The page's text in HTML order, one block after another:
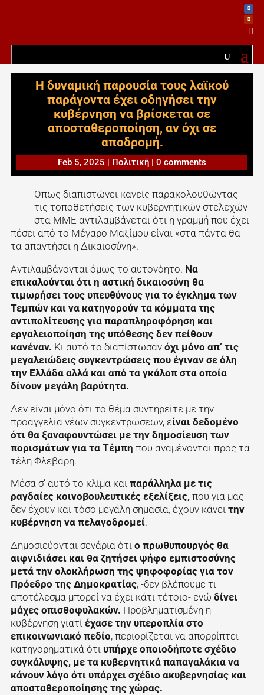

Η δυναμική παρουσία τους λαϊκού
παράγοντα έχει οδηγήσει την
κυβέρνηση να βρίσκεται σε
αποσταθεροποίηση, αν όχι σε
αποδρομή.
Feb 5, 2025 | Πολιτική | 0 comments
Οπως διαπιστώνει κανείς παρακολουθώντας
τις τοποθετήσεις των κυβερνητικών στελεχών
στα ΜΜΕ αντιλαμβάνεται ότι η γραμμή που έχει
πέσει από το Μέγαρο Μαξίμου είναι «στα πάντα θα
τα απαντήσει η Δικαιοσύνη».
Αντιλαμβάνονται όμως το αυτονόητο. Να
επικαλούνται ότι η αστική δικαιοσύνη θα
τιμωρήσει τους υπευθύνους για το έγκλημα των
Τεμπών και να κατηγορούν τα κόμματα της
αντιπολίτευσης για παραπληροφόρηση και
εργαλειοποίηση της υπόθεσης δεν πείθουν
κανέναν. Κι αυτό το διαπίστωσαν όχι μόνο απ’ τις
μεγαλειώδεις συγκεντρώσεις που έγιναν σε όλη
την Ελλάδα αλλά και από τα γκάλοπ στα οποία
δίνουν μεγάλη βαρύτητα.
Δεν είναι μόνο ότι το θέμα συντηρείτε με την
προαγγελία νέων συγκεντρώσεων, είναι δεδομένο
ότι θα ξαναφουντώσει με την δημοσίευση των
πορισμάτων για τα Τέμπη που αναμένονται προς τα
τέλη Φλεβάρη.
Μέσα σ’ αυτό το κλίμα καιπαράλληλα με τις
ραγδαίες κοινοβουλευτικές εξελίξεις, που για μας
δεν έχουν και τόσο μεγάλη σημασία, έχουν κάνειτην
κυβέρνηση να πελαγοδρομεί.
Δημοσιεύονται σενάρια ότι ο πρωθυπουργός θα
αιφνιδιάσει και θα ζητήσει ψήφο εμπιστοσύνης
μετά την ολοκλήρωση της ψηφοφορίας για τον
Πρόεδρο της Δημοκρατίας, -δεν βλέπουμε τι
αποτέλεσμα μπορεί να έχει κάτι τέτοιο- ενώ δίνει
μάχες οπισθοφυλακών. Προβληματισμένη η
κυβέρνηση γιατίέχασε την υπεροπλία στο
επικοινωνιακό πεδίο, περιορίζεται να απορρίπτει
κατηγορηματικά ότι υπήρχε οποιοδήποτε σχέδιο
συγκάλυψης, με τα κυβερνητικά παπαγαλάκια να
κάνουν λόγο ότι υπάρχει σχέδιο ακυβερνησίας και
αποσταθεροποίησης της χώρας.